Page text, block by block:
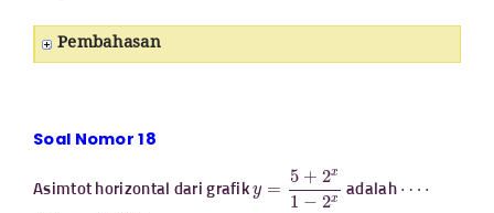
Pembahasan
Soal Nomor 18
Asimtot horizontal dari grafik +2x 1− adalah